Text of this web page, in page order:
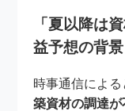
「夏以降は
益予想の背景
時事通信によ
築資材の調達